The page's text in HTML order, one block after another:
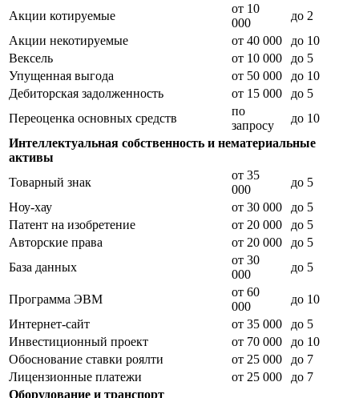
Акции котируемые
от 10
000
до 2
Акции некотируемые
от 40 000
до 10
Вексель
от 10 000
до 5
Упущенная выгода
от 50 000
до 10
Дебиторская задолженность
от 15 000
до 5
Переоценка основных средств
по
запросу
до 10
Интеллектуальная собственность и нематериальные
активы
Товарный знак
от 35
000
до 5
Ноу-хау
от 30 000
до 5
Патент на изобретение
от 20 000
до 5
Авторские права
от 20 000
до 5
База данных
от 30
000
до 5
Программа ЭВМ
от 60
000
до 10
Интернет-сайт
от 35 000
до 5
Инвестиционный проект
от 70 000
до 10
Обоснование ставки роялти
от 25 000
до 7
Лицензионные платежи
от 25 000
до 7
Оборудование и транспорт